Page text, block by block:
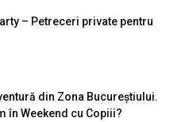
– Petreceri private pentru
din Zona Bucureştiului.
în Weekend cu Copiii?